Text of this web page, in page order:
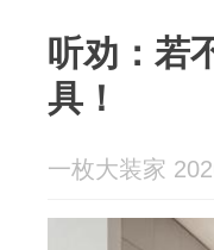
听劝：若
具！
一枚大装家